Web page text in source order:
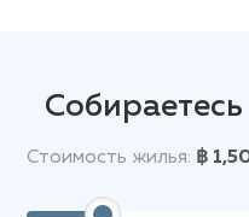
Стоимость жилья: ฿